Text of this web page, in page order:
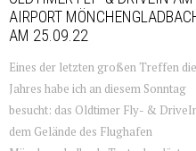
AIRPORT
AM 25.09.22
Eines der letzten großen Treffen
Jahres habe ich an diesem Sonntag
besucht: das Oldtimer Fly- &
dem Gelände des Flughafen